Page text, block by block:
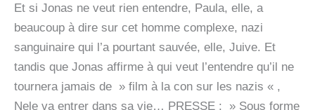
Et si Jonas ne veut rien entendre, Paula, elle, a
beaucoup à dire sur cet homme complexe, nazi
sanguinaire qui l’a pourtant sauvée, elle, Juive. Et
tandis que Jonas affirme à qui veut l’entendre qu’il ne
tournera jamais de » film à la con sur les nazis « ,
Nele va entrer dans sa vie… PRESSE : » Sous forme